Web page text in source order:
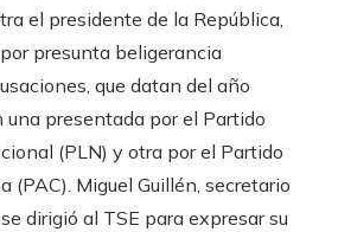
el presidente de la República,
presunta beligerancia
que datan del año
una presentada por el Partido
(PLN) y otra por el Partido
(PAC). Miguel Guillén, secretario
dirigió al TSE para expresar su